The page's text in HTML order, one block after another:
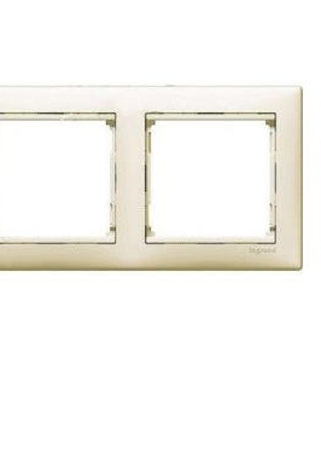
baie